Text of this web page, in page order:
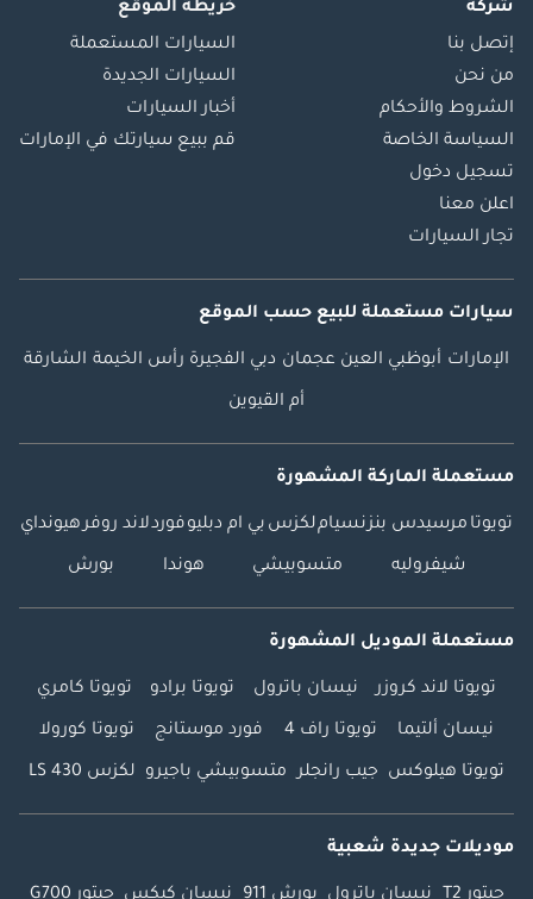
شركة
إتصل بنا
من نحن
الشروط والأحكام
السياسة الخاصة
تسجيل دخول
اعلن معنا
تجار السيارات
خريطة الموقع
السيارات المستعملة
السيارات الجديدة
أخبار السيارات
قم ببيع سيارتك في الإمارات
سيارات مستعملة للبيع حسب الموقع
الإمارات أبوظبي العين عجمان دبي الفجيرة رأس الخيمة الشارقة
أم القيوين
مستعملة الماركة المشهورة
تويوتا مرسيدس بنزنسياملكزس بي ام دبليوفوردلاند روفرهيونداي
شيفروليه متسوبيشي هوندا بورش
مستعملة الموديل المشهورة
تويوتا لاند كروزر نيسان باترول تويوتا برادو تويوتا كامري
نيسان ألتيما تويوتا راف 4 فورد موستانج تويوتا كورولا
تويوتا هيلوكس جيب رانجلر متسوبيشي باجيرو لكزس LS 430
موديلات جديدة شعبية